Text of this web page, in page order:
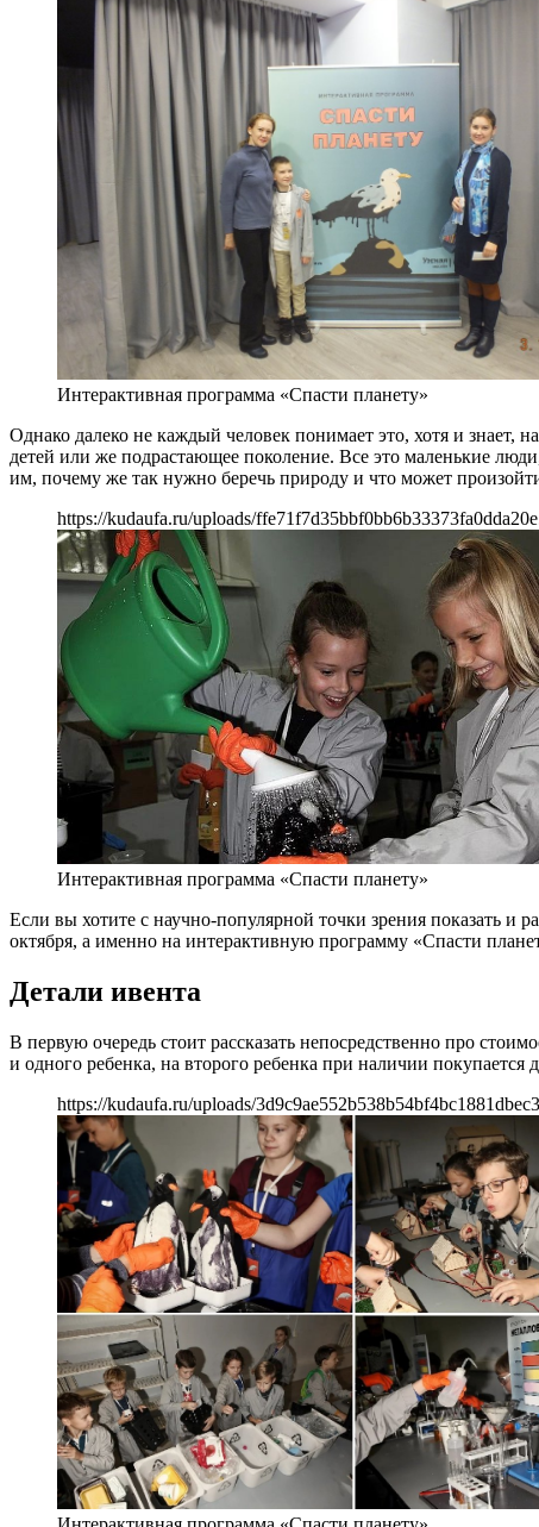
Интерактивная программа «Спасти планету»
Однако далеко не каждый человек понимает это, хотя и знает,
детей или же подрастающее поколение. Все это маленькие
им, почему же так нужно беречь природу и что может
https://kudaufa.ru/uploads/
Интерактивная программа «Спасти планету»
Если вы хотите с научно-популярной точки зрения показать и
октября, а именно на интерактивную программу «Спасти
Детали ивента
В первую очередь стоит рассказать непосредственно про
и одного ребенка, на второго ребенка при наличии
https://kudaufa.ru/uploads/